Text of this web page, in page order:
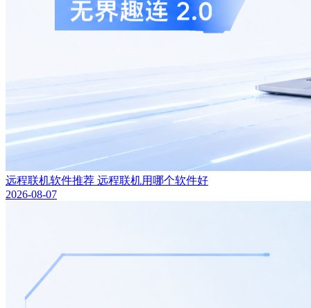
远程联机软件推荐 远程联机用哪个软件好
2026-08-07